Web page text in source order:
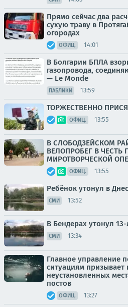
Прямо сейчас два
сухую траву в
огородах
ОФИЦ. 14:01
В Болгарии БПЛА
газопровода,
— Le Monde
ПАБЛИКИ 13:59
ТОРЖЕСТВЕННО
ОФИЦ. 13:55
В СЛОБОДЗЕЙСКОМ
ВЕЛОПРОБЕГ В
МИРОТВОРЧЕСКОЙ
ОФИЦ. 13:55
Ребёнок утонул в
СМИ 13:52
В Бендерах утонул
СМИ 13:34
Главное управление
ситуациям призывает
неустановленных
постов
ОФИЦ. 13:27